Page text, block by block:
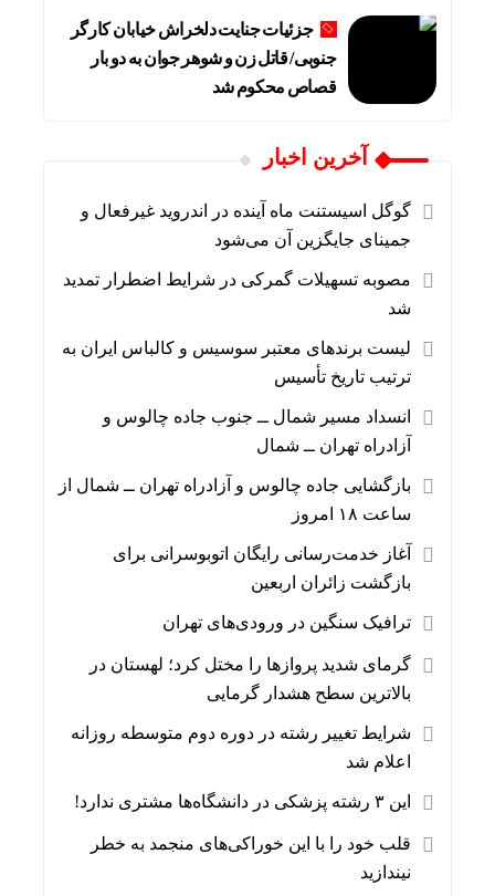
جزئیات جنایت دلخراش خیابان کارگر
جنوبی/ قاتل زن و شوهر جوان به دو بار
قصاص محکوم شد
آخرین اخبار
گوگل اسیستنت ماه آینده در اندروید غیرفعال و
جمینای جایگزین آن می‌شود
مصوبه تسهیلات گمرکی در شرایط اضطرار تمدید
شد
لیست برندهای معتبر سوسیس و کالباس ایران به
ترتیب تاریخ تأسیس
انسداد مسیر شمال ــ جنوب جاده چالوس و
آزادراه تهران ــ شمال
بازگشایی جاده چالوس و آزادراه تهران ــ شمال از
ساعت ۱۸ امروز
آغاز خدمت‌رسانی رایگان اتوبوسرانی برای
بازگشت زائران اربعین
ترافیک سنگین در ورودی‌های تهران
گرمای شدید پروازها را مختل کرد؛ لهستان در
بالاترین سطح هشدار گرمایی
شرایط تغییر رشته در دوره دوم متوسطه روزانه
اعلام شد
این ۳ رشته پزشکی در دانشگاه‌ها مشتری ندارد!
قلب خود را با این خوراکی‌های منجمد به خطر
نیندازید